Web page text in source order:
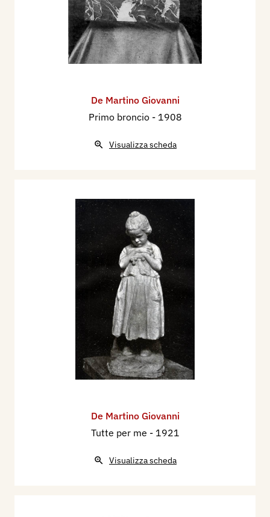
De Martino Giovanni
Primo broncio - 1908
Visualizza scheda
De Martino Giovanni
Tutte per me - 1921
Visualizza scheda